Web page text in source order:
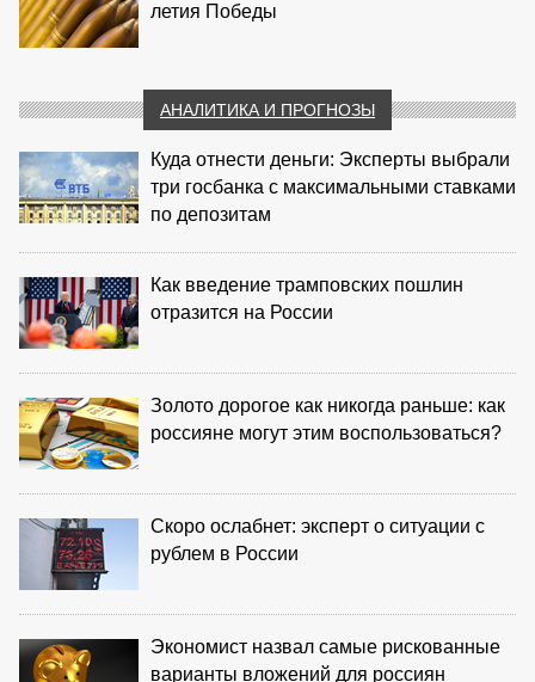
летия Победы
АНАЛИТИКА И ПРОГНОЗЫ
Куда отнести деньги: Эксперты выбрали
три госбанка с максимальными ставками
по депозитам
Как введение трамповских пошлин
отразится на России
Золото дорогое как никогда раньше: как
россияне могут этим воспользоваться?
Скоро ослабнет: эксперт о ситуации с
рублем в России
Экономист назвал самые рискованные
варианты вложений для россиян